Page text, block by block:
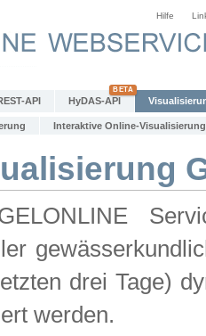
Hilfe
API HyDAS-API
Interaktive Online-Visualisierung
drei Tage)
werden.